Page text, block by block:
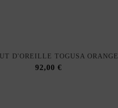
D'OREILLE TOGUSA ORANGE
92,00 €